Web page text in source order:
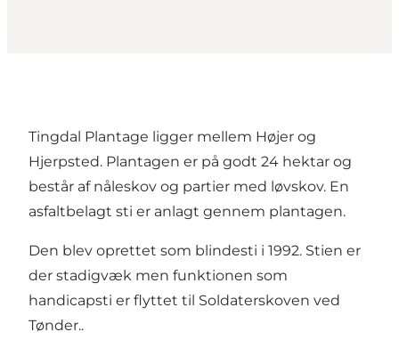
Tingdal Plantage ligger mellem Højer og
Hjerpsted. Plantagen er på godt 24 hektar og
består af nåleskov og partier med løvskov. En
asfaltbelagt sti er anlagt gennem plantagen.
Den blev oprettet som blindesti i 1992. Stien er
der stadigvæk men funktionen som
handicapsti er flyttet til Soldaterskoven ved
Tønder..